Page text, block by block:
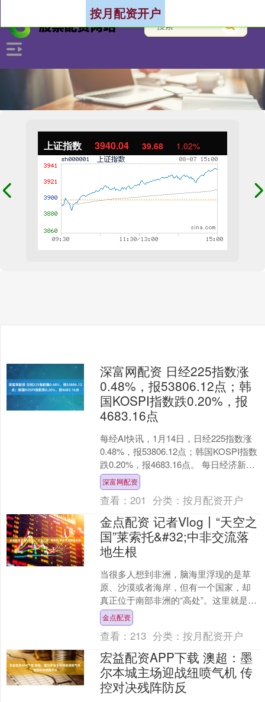
上证指数 3940.04 39.68 1.02%
按月配资开户
深富网配资 日经225指数涨
0.48%，报53806.12点；韩
国KOSPI指数跌0.20%，报
4683.16点
每经AI快讯，1月14日，日经225指数涨
0.48%，报53806.12点；韩国KOSPI指数
跌0.20%，报4683.16点。 每日经济新闻
发布于：四川省....
深富网配资
查看：201 分类：按月配资开户
金点配资 记者Vlog丨“天空之
国”莱索托&#32;中非交流落
地生根
当很多人想到非洲，脑海里浮现的是草
原、沙漠或者海岸，但有一个国家，却
真正位于南部非洲的“高处”。这里就是被
称为“天空之国”的莱索托。今天，跟着总
台记者一起，从首....
金点配资
查看：213 分类：按月配资开户
宏益配资APP下载 澳超：墨
尔本城主场迎战纽喷气机 传
控对决残阵防反